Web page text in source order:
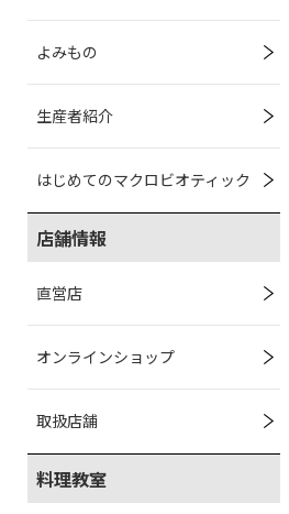
よみもの
生産者紹介
はじめてのマクロビオティック
店舗情報
直営店
オンラインショップ
取扱店舗
料理教室